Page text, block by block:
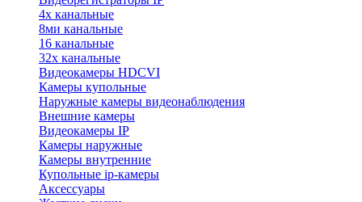
4х канальные
8ми канальные
16 канальные
32x канальные
Видеокамеры HDCVI
Камеры купольные
Наружные камеры видеонаблюдения
Внешние камеры
Видеокамеры IP
Камеры наружные
Камеры внутренние
Купольные ip-камеры
Аксессуары